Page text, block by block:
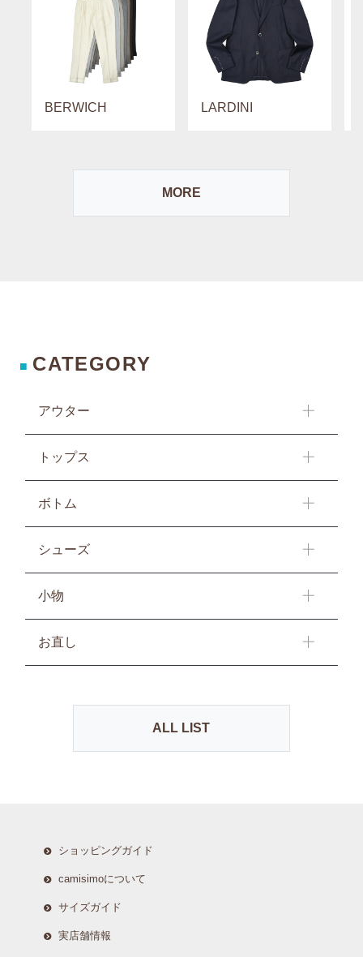
BERWICH LARDINI
MORE
■ CATEGORY
アウター
トップス
ボトム
シューズ
小物
お直し
ALL LIST
ショッピングガイド
camisimoについて
サイズガイド
実店舗情報